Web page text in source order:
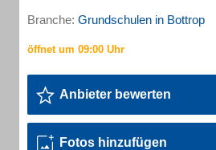
Branche: Grundschulen in Bottrop
Anbieter bewerten
Fotos hinzufügen